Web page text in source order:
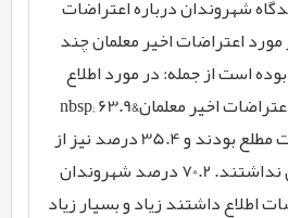
شهروندان درباره اعتراضات
اعتراضات اخیر معلمان چند
است از جمله: در مورد اطلاع
شهروندان تهرانی از اعتراضات اخیر معلمان&nbsp; 63.9
درصد از این اعتراضات مطلع بودند و 35.4 درصد نیز از
این اعتراضات اطلاعی نداشتند. 70.2 درصد شهروندان
اطلاع داشتند زیاد و بسیار زیاد